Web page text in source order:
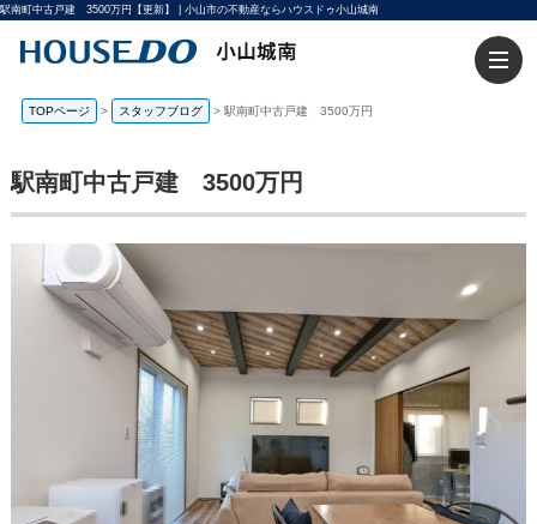
駅南町中古戸建 3500万円【更新】 | 小山市の不動産ならハウスドゥ小山城南
TOPページ > スタッフブログ > 駅南町中古戸建 3500万円
駅南町中古戸建 3500万円